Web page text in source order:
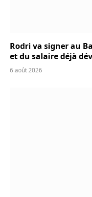
Rodri va signer au
et du salaire déjà
6 août 2026